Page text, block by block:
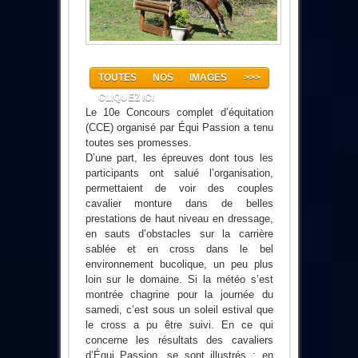
TOUTES NOS IMAGES >>>
CLIQUEZ ICI
Le 10e Concours complet d’équitation
(CCE) organisé par Équi Passion a tenu
toutes ses promesses.
D’une part, les épreuves dont tous les
participants ont salué l’organisation,
permettaient de voir des couples
cavalier monture dans de belles
prestations de haut niveau en dressage,
en sauts d’obstacles sur la carrière
sablée et en cross dans le bel
environnement bucolique, un peu plus
loin sur le domaine. Si la météo s’est
montrée chagrine pour la journée du
samedi, c’est sous un soleil estival que
le cross a pu être suivi. En ce qui
concerne les résultats des cavaliers
d’Équi Passion, se sont illustrés : en